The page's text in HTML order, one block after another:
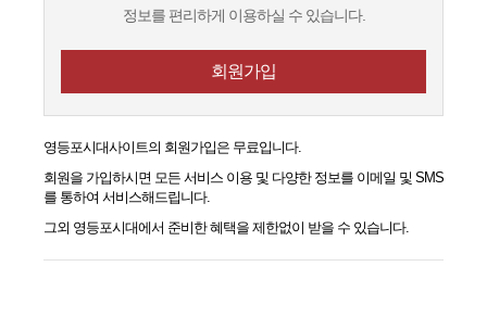
정보를 편리하게 이용하실 수 있습니다.
회원가입
영등포시대사이트의 회원가입은 무료입니다.
회원을 가입하시면 모든 서비스 이용 및 다양한 정보를 이메일 및 SMS
를 통하여 서비스해드립니다.
그외 영등포시대에서 준비한 혜택을 제한없이 받을 수 있습니다.